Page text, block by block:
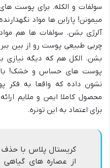
سولفات و الکله. برای پوست
میمونن! پارابن ها مواد
آلرژی بشن. سولفات ها هم
چربی طبیعی پوست رو از بین
بشن. الکل هم که دیگه نیازی
پوست های حساس و خشک! با
نشون داده که واقعا به
محصول کاملا ایمن و ملایم
برای اعتماد به این تونره.
کریستال پلاس با حذف
از عصاره های